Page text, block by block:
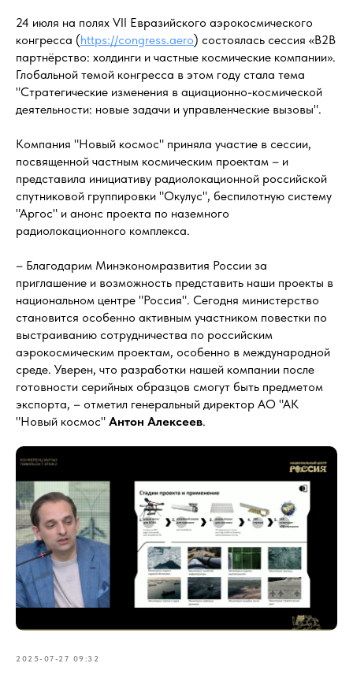
24 июля на полях VII Евразийского аэрокосмического
конгресса (https://congress.aero) состоялась сессия «В2В
партнёрство: холдинги и частные космические компании».
Глобальной темой конгресса в этом году стала тема
"Стратегические изменения в ациационно-космической
деятельности: новые задачи и управленческие вызовы".
Компания "Новый космос" приняла участие в сессии,
посвященной частным космическим проектам – и
представила инициативу радиолокационной российской
спутниковой группировки "Окулус", беспилотную систему
"Аргос" и анонс проекта по наземного
радиолокационного комплекса.
– Благодарим Минэкономразвития России за
приглашение и возможность представить наши проекты в
национальном центре "Россия". Сегодня министерство
становится особенно активным участником повестки по
выстраиванию сотрудничества по российским
аэрокосмическим проектам, особенно в международной
среде. Уверен, что разработки нашей компании после
готовности серийных образцов смогут быть предметом
экспорта, – отметил генеральный директор АО "АК
"Новый космос" Антон Алексеев.
2025-07-27 09:32